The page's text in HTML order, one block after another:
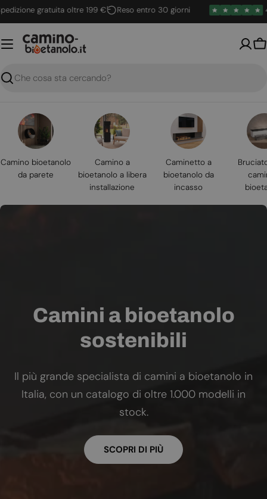
Vai
al
contenuto
gratuita oltre 199 € Reso entro 30 giorni 4.6 /
Ricerca
Camino bioetanolo
da parete
Camino a
bioetanolo a libera
installazione
Caminetto a
bioetanolo da
incasso
Camini a bioetanolo
sostenibili
Il più grande specialista di camini a bioetanolo in
Italia, con un catalogo di oltre 1.000 modelli in
stock.
SCOPRI DI PIÙ